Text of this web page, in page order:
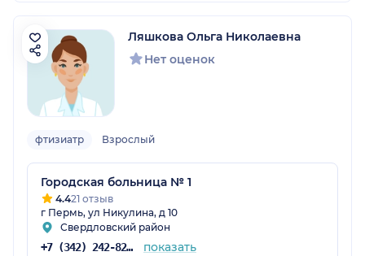
Ляшкова Ольга Николаевна
Нет оценок
фтизиатр Взрослый
Городская больница № 1
4.421 отзыв
г Пермь, ул Никулина, д 10
Свердловский район
+7 (342) 242-82-33 показать